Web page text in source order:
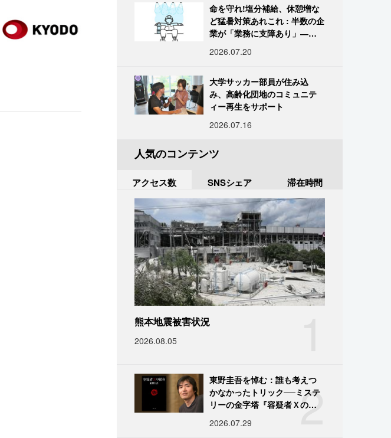
命を守れ!塩分補給、休憩増な
ど猛暑対策あれこれ : 半数の企
業が「業務に支障あり」―帝
2026.07.20
大学サッカー部員が住み込
み、高齢化団地のコミュニテ
ィー再生をサポート
2026.07.16
人気のコンテンツ
アクセス数 SNSシェア 滞在時間
熊本地震被害状況
2026.08.05
2
東野圭吾を悼む：誰も考えつ
かなかったトリック──ミステ
リーの金字塔『容疑者Ｘの献
2026.07.29